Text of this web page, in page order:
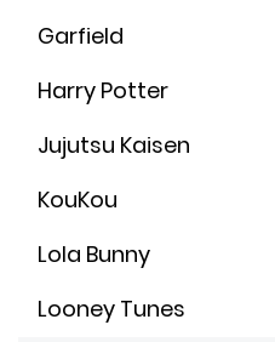
Garfield
Harry Potter
Jujutsu Kaisen
KouKou
Lola Bunny
Looney Tunes